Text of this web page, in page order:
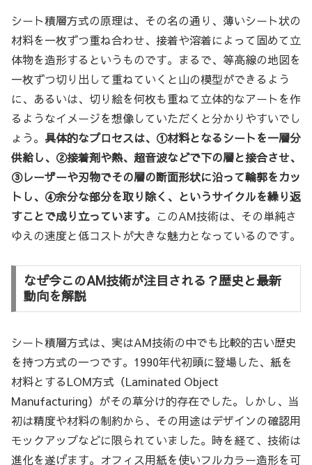
シート積層方式の原理は、その名の通り、薄いシート状の
材料を一枚ずつ重ね合わせ、接着や溶着によって固めて立
体物を造形するというものです。まるで、等高線の地図を
一枚ずつ切り出して重ねていくと山の模型ができるよう
に、あるいは、切り絵を何枚も重ねて立体的なアートを作
るようなイメージを想像していただくと分かりやすいでし
ょう。 具体的なプロセスは、①材料となるシートを一層分
供給し、②接着剤や熱、超音波などで下の層と接合させ、
③レーザーや刃物でその層の断面形状に沿って輪郭をカッ
トし、④余分な部分を取り除く、というサイクルを繰り返
すことで成り立っています。 このAM技術は、その単純さ
ゆえの速度と低コストが大きな魅力となっているのです。
なぜ今このAM技術が注目される？歴史と最新
動向を解説
シート積層方式は、実はAM技術の中でも比較的古い歴史
を持つ方式の一つです。1990年代初頭に登場した、紙を
材料とするLOM方式（Laminated Object
Manufacturing）がその草分け的存在でした。しかし、当
初は精度や材料の制約から、その用途はデザインの確認用
モックアップなどに限られていました。時を経て、技術は
進化を遂げます。オフィス用紙を使いフルカラー造形を可